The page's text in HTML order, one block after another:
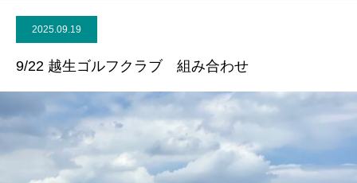
2025.09.19
9/22 越生ゴルフクラブ 組み合わせ